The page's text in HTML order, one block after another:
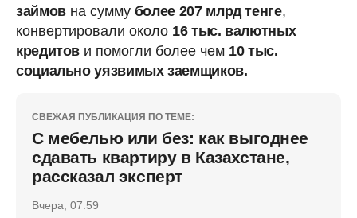
займовна сумму более 207 млрд тенге,
конвертировали около 16 тыс. валютных
кредитов и помогли более чем 10 тыс.
социально уязвимых заемщиков.
СВЕЖАЯ ПУБЛИКАЦИЯ ПО ТЕМЕ:
С мебелью или без: как выгоднее
сдавать квартиру в Казахстане,
рассказал эксперт
Вчера, 07:59